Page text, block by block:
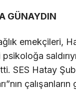
GÜNAYDIN
emekçileri,
SES Hatay